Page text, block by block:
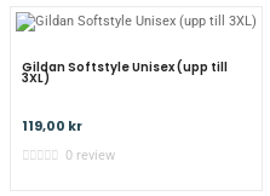
Gildan Softstyle Unisex (upp till
3XL)
119,00 kr
0 review